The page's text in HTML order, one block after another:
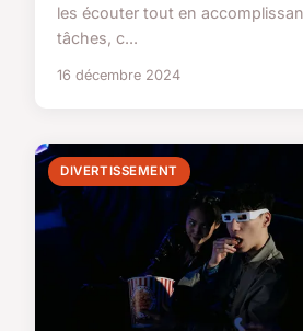
les écouter tout en
tâches, c...
16 décembre 2024
DIVERTISSEMENT